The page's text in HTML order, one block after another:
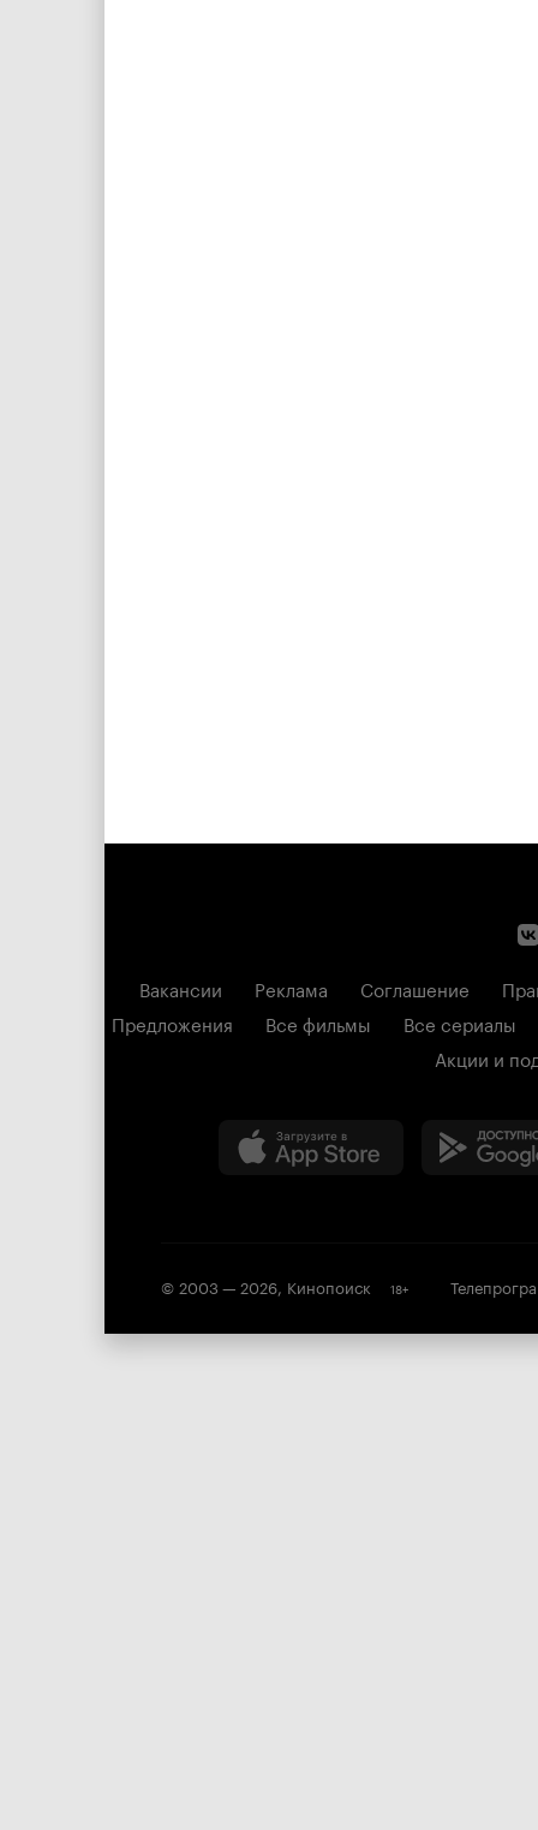
Вакансии Реклама Соглашение
Предложения
Все фильмы
Все сериалы
Акции и
© 2003 — 2026, Кинопоиск 18+